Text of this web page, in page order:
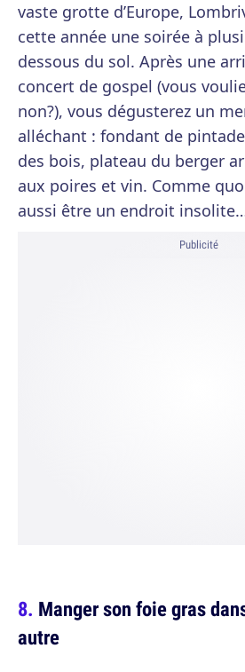
vaste grotte d’Europe,
cette année une soirée à
dessous du sol. Après une
concert de gospel (vous
non?), vous dégusterez un
alléchant : fondant de
des bois, plateau du berger
aux poires et vin. Comme
aussi être un endroit
Publicité
Manger son foie gras
autre